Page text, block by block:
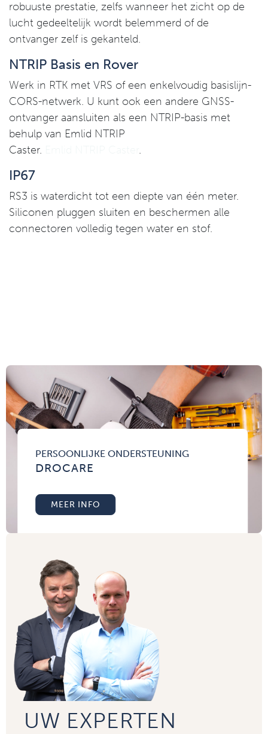
robuuste prestatie, zelfs wanneer het zicht op de
lucht gedeeltelijk wordt belemmerd of de
ontvanger zelf is gekanteld.
NTRIP Basis en Rover
Werk in RTK met VRS of een enkelvoudig basislijn-
CORS-netwerk. U kunt ook een andere GNSS-
ontvanger aansluiten als een NTRIP-basis met
behulp van Emlid NTRIP
Caster.
.
IP67
RS3 is waterdicht tot een diepte van één meter.
Siliconen pluggen sluiten en beschermen alle
connectoren volledig tegen water en stof.
PERSOONLIJKE ONDERSTEUNING
DROCARE
MEER INFO
UW EXPERTEN